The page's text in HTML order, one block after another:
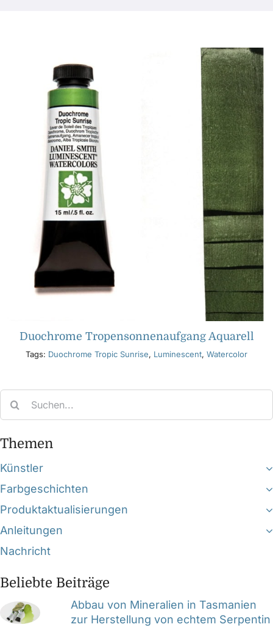
Veranstaltungen
Ressourcen
Händler finden
Kontaktieren Sie uns
Abonnieren
Duochrome Tropensonnenaufgang Aquarell
Tags: Duochrome Tropic Sunrise, Luminescent, Watercolor
Themen
Künstler
Farbgeschichten
Produktaktualisierungen
Anleitungen
Nachricht
Beliebte Beiträge
Abbau von Mineralien in Tasmanien
zur Herstellung von echtem Serpentin